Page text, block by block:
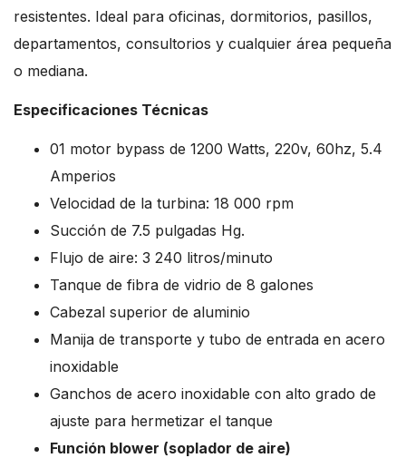
resistentes. Ideal para oficinas, dormitorios, pasillos,
departamentos, consultorios y cualquier área pequeña
o mediana.
Especificaciones Técnicas
01 motor bypass de 1200 Watts, 220v, 60hz, 5.4
Amperios
Velocidad de la turbina: 18 000 rpm
Succión de 7.5 pulgadas Hg.
Flujo de aire: 3 240 litros/minuto
Tanque de fibra de vidrio de 8 galones
Cabezal superior de aluminio
Manija de transporte y tubo de entrada en acero
inoxidable
Ganchos de acero inoxidable con alto grado de
ajuste para hermetizar el tanque
Función blower (soplador de aire)